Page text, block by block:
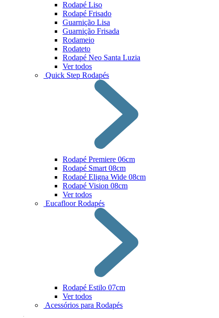
Rodapé Liso
Rodapé Frisado
Guarnição Lisa
Guarnição Frisada
Rodameio
Rodateto
Rodapé Neo Santa Luzia
Ver todos
Quick Step Rodapés
Rodapé Premiere 06cm
Rodapé Smart 08cm
Rodapé Eligna Wide 08cm
Rodapé Vision 08cm
Ver todos
Eucafloor Rodapés
Rodapé Estilo 07cm
Ver todos
Acessórios para Rodapés